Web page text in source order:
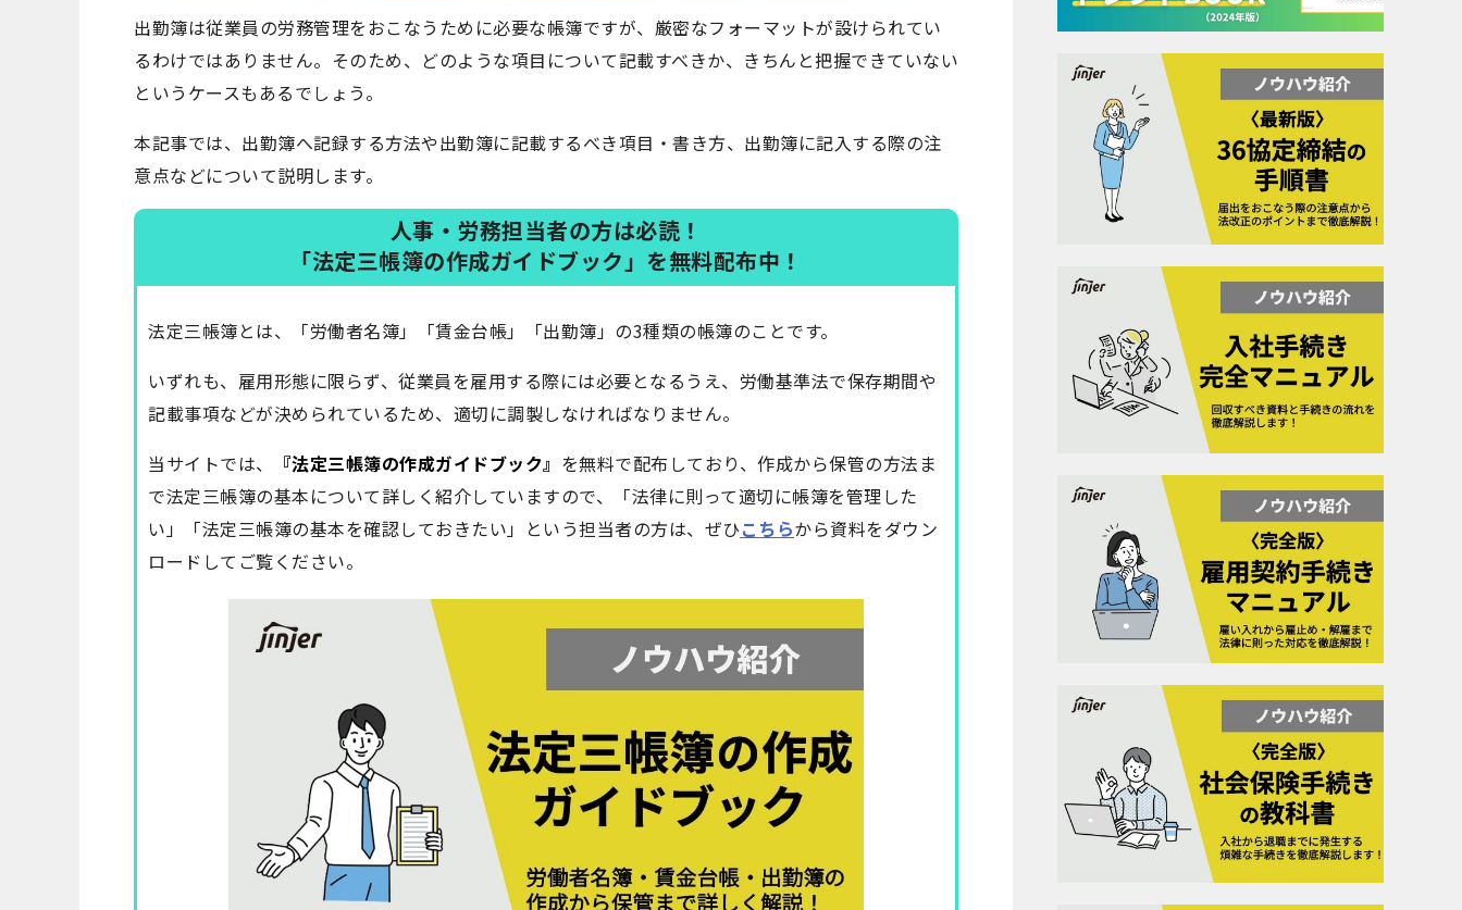
出勤簿は従業員の労務管理をおこなうために必要な帳簿ですが、厳密なフォーマットが設けられてい
るわけではありません。そのため、どのような項目について記載すべきか、きちんと把握できていない
というケースもあるでしょう。
本記事では、出勤簿へ記録する方法や出勤簿に記載するべき項目・書き方、出勤簿に記入する際の注
意点などについて説明します。
人事・労務担当者の方は必読！
「法定三帳簿の作成ガイドブック」を無料配布中！
法定三帳簿とは、「労働者名簿」「賃金台帳」「出勤簿」の3種類の帳簿のことです。
いずれも、雇用形態に限らず、従業員を雇用する際には必要となるうえ、労働基準法で保存期間や
記載事項などが決められているため、適切に調製しなければなりません。
当サイトでは、
『法定三帳簿の作成ガイドブック』 を無料で配布しており、作成から保管の方法ま
で法定三帳簿の基本について詳しく紹介していますので、「法律に則って適切に帳簿を管理した
い」「法定三帳簿の基本を確認しておきたい」という担当者の方は、ぜひこちらから資料をダウン
ロードしてご覧ください。